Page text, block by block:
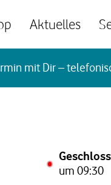
Aktuelles
mit Dir –
um 09:30